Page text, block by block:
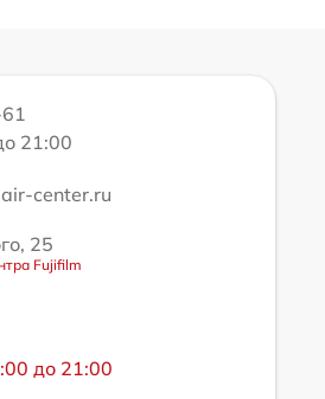
21:00
center.ru
25
Fujifilm
до 21:00